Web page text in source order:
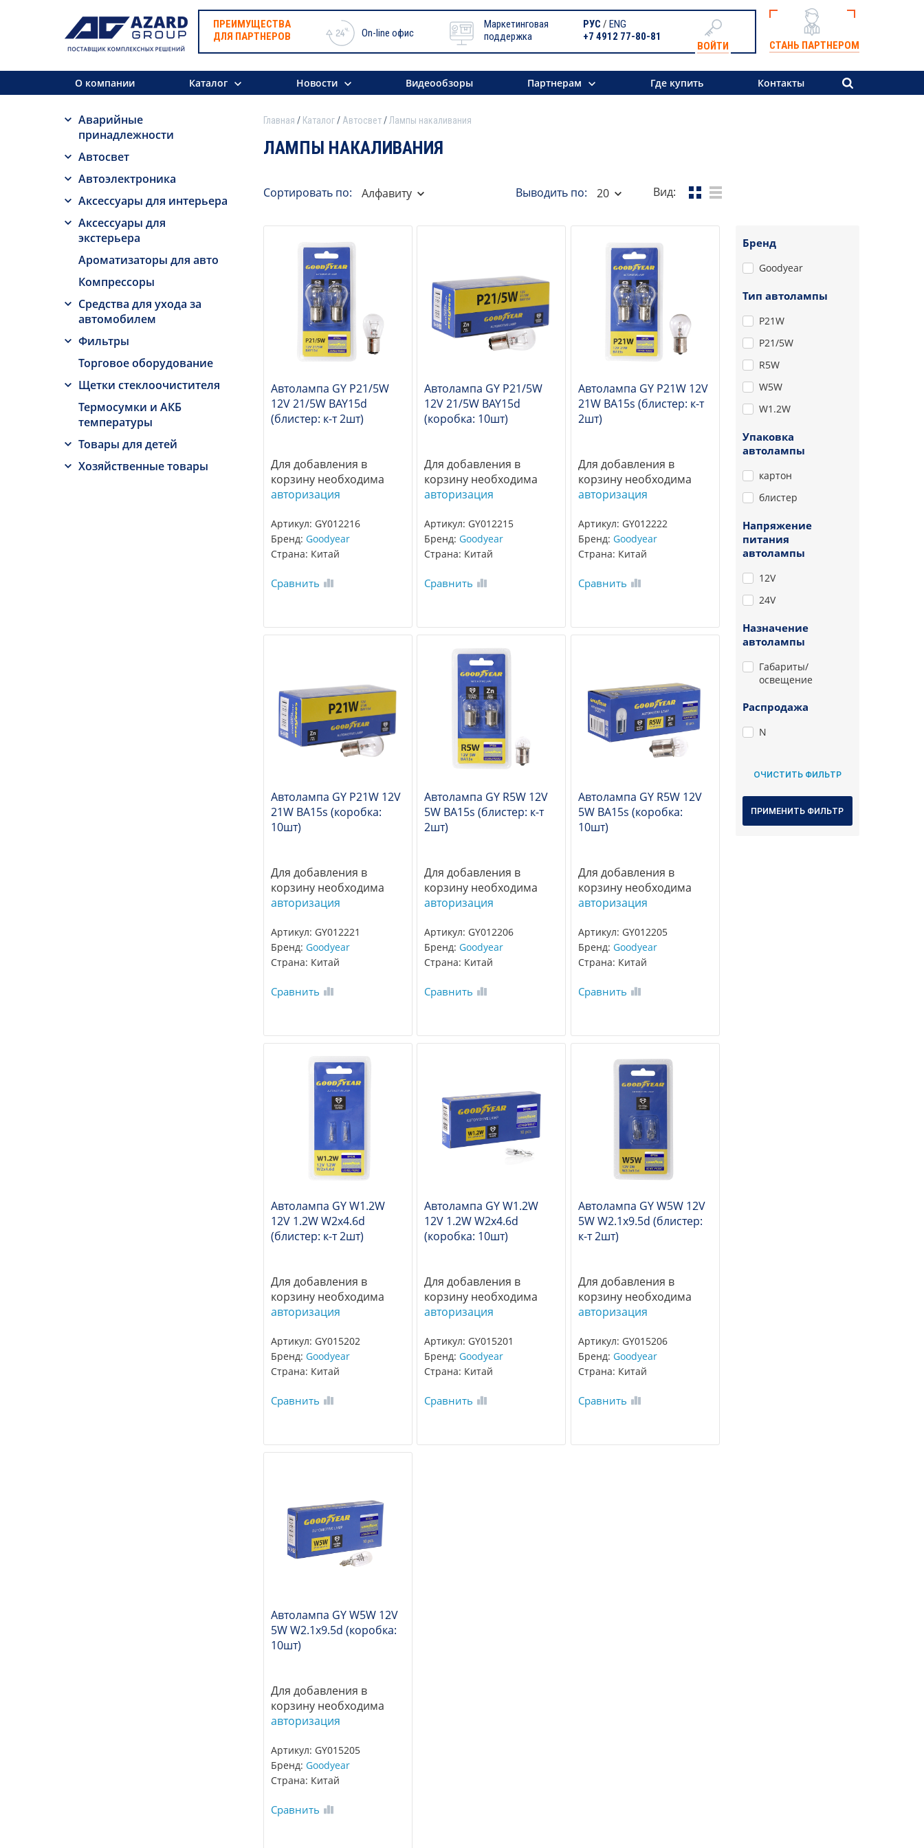
ПРЕИМУЩЕСТВА
ДЛЯ ПАРТНЕРОВ
On-line офис
Маркетинговая
поддержка
РУС / ENG
+7 4912 77-80-81
ВОЙТИ СТАНЬ ПАРТНЕРОМ
О компании Каталог Новости Видеообзоры Партнерам Где купить Контакты
Аварийные
принадлежности
Автосвет
Автоэлектроника
Аксессуары для интерьера
Аксессуары для
экстерьера
Ароматизаторы для авто
Компрессоры
Средства для ухода за
автомобилем
Фильтры
Торговое оборудование
Щетки стеклоочистителя
Термосумки и АКБ
температуры
Товары для детей
Хозяйственные товары
Главная Каталог Автосвет Лампы накаливания
ЛАМПЫ НАКАЛИВАНИЯ
Сортировать по: Алфавиту Выводить по: 20 Вид:
Автолампа GY P21/5W
12V 21/5W BAY15d
(блистер: к-т 2шт)
Для добавления в
корзину необходима
авторизация
Артикул: GY012216
Бренд:Goodyear
Страна: Китай
Сравнить
Автолампа GY P21/5W
12V 21/5W BAY15d
(коробка: 10шт)
Для добавления в
корзину необходима
авторизация
Артикул: GY012215
Бренд:Goodyear
Страна: Китай
Сравнить
Автолампа GY P21W 12V
21W BA15s (блистер: к-т
2шт)
Для добавления в
корзину необходима
авторизация
Артикул: GY012222
Бренд: Goodyear
Страна: Китай
Сравнить
Автолампа GY P21W 12V
21W BA15s (коробка:
10шт)
Для добавления в
корзину необходима
авторизация
Артикул: GY012221
Бренд:Goodyear
Страна: Китай
Сравнить
Автолампа GY R5W 12V
5W BA15s (блистер: к-т
2шт)
Для добавления в
корзину необходима
авторизация
Артикул: GY012206
Бренд:Goodyear
Страна: Китай
Сравнить
Автолампа GY R5W 12V
5W BA15s (коробка:
10шт)
Для добавления в
корзину необходима
авторизация
Артикул: GY012205
Бренд: Goodyear
Страна: Китай
Сравнить
Автолампа GY W1.2W
12V 1.2W W2x4.6d
(блистер: к-т 2шт)
Для добавления в
корзину необходима
авторизация
Артикул: GY015202
Бренд:Goodyear
Страна: Китай
Сравнить
Автолампа GY W1.2W
12V 1.2W W2x4.6d
(коробка: 10шт)
Для добавления в
корзину необходима
авторизация
Артикул: GY015201
Бренд:Goodyear
Страна: Китай
Сравнить
Автолампа GY W5W 12V
5W W2.1x9.5d (блистер:
к-т 2шт)
Для добавления в
корзину необходима
авторизация
Артикул: GY015206
Бренд: Goodyear
Страна: Китай
Сравнить
Автолампа GY W5W 12V
5W W2.1x9.5d (коробка:
10шт)
Для добавления в
корзину необходима
авторизация
Артикул: GY015205
Бренд:Goodyear
Страна: Китай
Сравнить
Бренд
Goodyear
Тип автолампы
P21W
P21/5W
R5W
W5W
W1.2W
Упаковка
автолампы
картон
блистер
Напряжение
питания
автолампы
12V
24V
Назначение
автолампы
Габариты/
освещение
Распродажа
N